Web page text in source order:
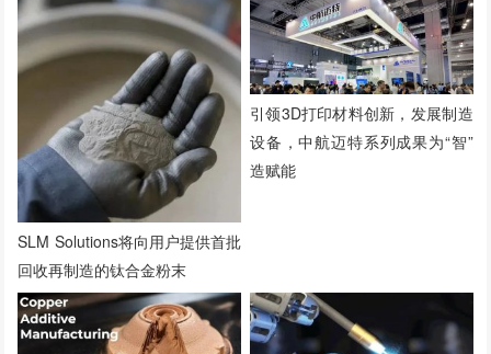
SLM Solutions将向用户提供首批
回收再制造的钛合金粉末
引领3D打印材料创新，发展制造
设备，中航迈特系列成果为“智”
造赋能